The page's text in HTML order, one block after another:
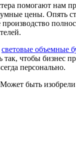
помогают нам
цены.
световые объемные
чтобы бизнес
персонально.
быть